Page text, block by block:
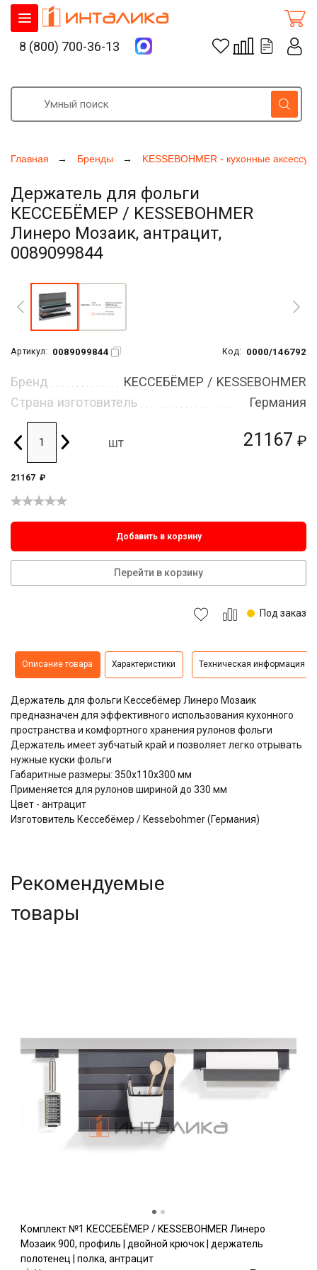
Главная Бренды KESSEBOHMER - кухонные
Держатель для фольги
КЕССЕБЁМЕР / KESSEBOHMER
Линеро Мозаик, антрацит,
0089099844
Артикул: 0089099844 Код: 0000/146792
21167 ₽
Бренд
КЕССЕБЁМЕР / KESSEBOHMER
Страна изготовитель
Германия
шт
21167 ₽
Добавить в корзину
Перейти в корзину
Под заказ
Описание товара Характеристики Техническая информация
Держатель для фольги Кессебёмер Линеро Мозаик
предназначен для эффективного использования кухонного
пространства и комфортного хранения рулонов фольги
Держатель имеет зубчатый край и позволяет легко отрывать
нужные куски фольги
Габаритные размеры: 350х110х300 мм
Применяется для рулонов шириной до 330 мм
Цвет - антрацит
Изготовитель Кессебёмер / Kessebohmer (Германия)
Рекомендуемые
товары
Комплект №1 КЕССЕБЁМЕР / KESSEBOHMER Линеро
Мозаик 900, профиль | двойной крючок | держатель
полотенец | полка, антрацит
8 (800) 700-36-13